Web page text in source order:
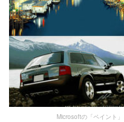
Microsoftの「ペイント